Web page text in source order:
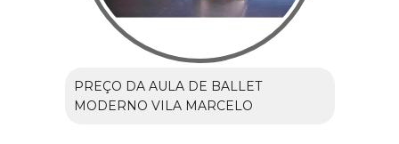
PREÇO DA AULA DE BALLET
MODERNO VILA MARCELO